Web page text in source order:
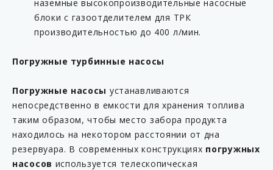
наземные высокопроизводительные насосные
блоки с газоотделителем для ТРК
производительностью до 400 л/мин.
Погружные турбинные насосы
Погружные насосы устанавливаются
непосредственно в емкости для хранения топлива
таким образом, чтобы место забора продукта
находилось на некотором расстоянии от дна
резервуара. В современных конструкциях погружных
насосов используется телескопическая